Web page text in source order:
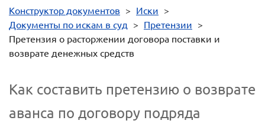
Конструктор документов > Иски >
Документы по искам в суд > Претензии >
Претензия о расторжении договора поставки и
возврате денежных средств
Как составить претензию о возврате
аванса по договору подряда